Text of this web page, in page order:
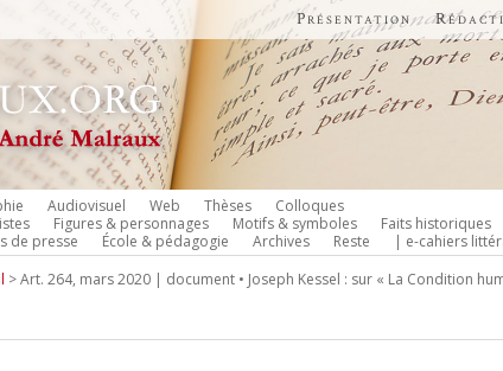
Présentation
Audiovisuel Web Thèses
Colloques
Figures & personnages Motifs & symboles Faits historiques
de presse École & pédagogie Archives Reste
| e-cahiers
>Art. 264, mars 2020 | document • Joseph Kessel : sur « La Condition